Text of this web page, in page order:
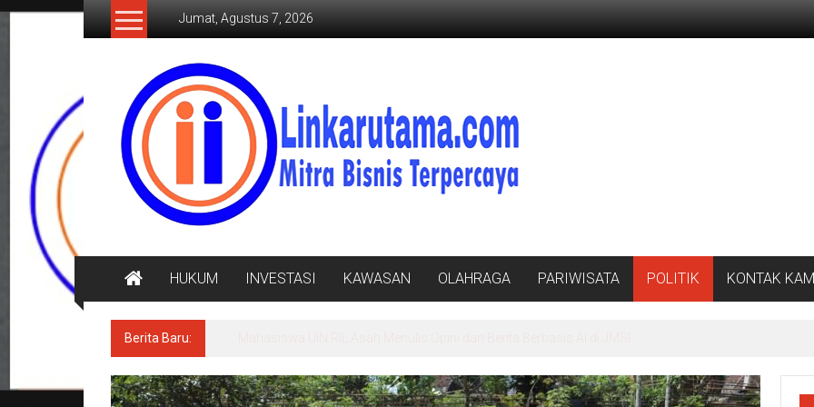
Lompat
Jumat, Agustus 7, 2026
LINKARUTAMA.COM
Mitra
Bisnis
Terpercaya
HUKUM INVESTASI KAWASAN OLAHRAGA PARIWISATA POLITIK KONTAK
Berita Baru: